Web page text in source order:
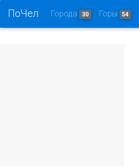
ПоЧел Города 30 Горы 54